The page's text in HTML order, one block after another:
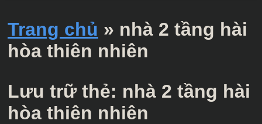
Trang chủ » nhà 2 tầng hài
hòa thiên nhiên
Lưu trữ thẻ: nhà 2 tầng hài
hòa thiên nhiên